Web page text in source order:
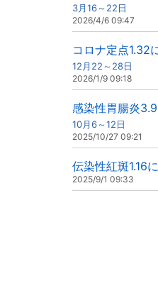
3月16～22日
2026/4/6 09:47
コロナ定点1.32
12月22～28日
2026/1/9 09:18
感染性胃腸炎
10月6～12日
2025/10/27 09:21
伝染性紅斑
2025/9/1 09:33